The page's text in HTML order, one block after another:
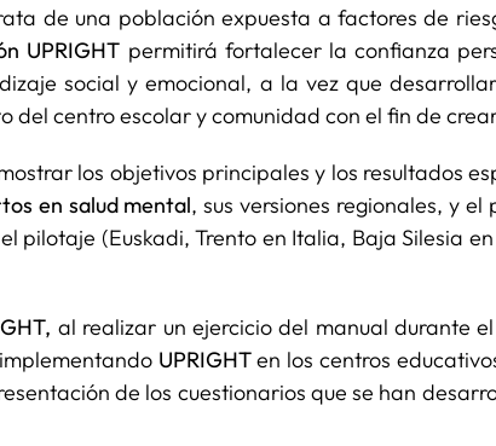
de una población expuesta a factores de
UPRIGHT permitirá fortalecer la confianza
social y emocional, a la vez que
centro escolar y comunidad con el fin de
los objetivos principales y los resultados
en salud mental, sus versiones regionales, y
(Euskadi, Trento en Italia, Baja Silesia
al realizar un ejercicio del manual durante
UPRIGHTen los centros
de los cuestionarios que se han